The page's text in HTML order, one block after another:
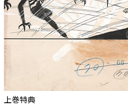
上巻特典